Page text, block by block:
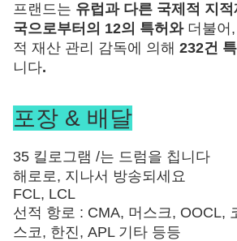
프랜드는 유럽과 다른 국제적 지적
국으로부터의 12의 특허와더불어,
적 재산 관리 감독에 의해 232건
니다.
포장 & 배달
35 킬로그램 /는 드럼을 칩니다
해로로, 지나서 방송되세요
FCL, LCL
선적 항로 : CMA, 머스크, OOCL,
스코, 한진, APL 기타 등등